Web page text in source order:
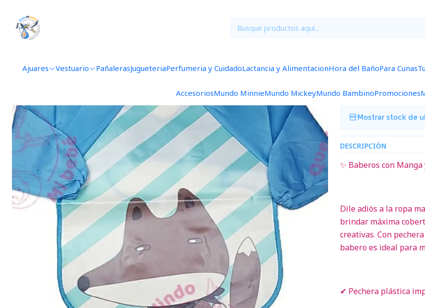
Ajuares Vestuario PañalerasJugueteriaPerfumeria y CuidadoLactancia y AlimentacionHora del BañoPara Cunas
AccesoriosMundo MinnieMundo MickeyMundo BambinoPromociones
Mostrar stock de
DESCRIPCIÓN
✨ Baberos con
Dile adiós a la ropa
brindar máxima
creativas. Con
babero es ideal para
✔ Pechera plástica